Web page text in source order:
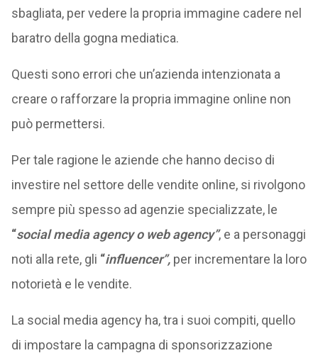
sbagliata, per vedere la propria immagine cadere nel
baratro della gogna mediatica.
Questi sono errori che un’azienda intenzionata a
creare o rafforzare la propria immagine online non
può permettersi.
Per tale ragione le aziende che hanno deciso di
investire nel settore delle vendite online, si rivolgono
sempre più spesso ad agenzie specializzate, le
“social media agency o web agency”, e a personaggi
noti alla rete, gli “influencer”,per incrementare la loro
notorietà e le vendite.
La social media agency ha, tra i suoi compiti, quello
di impostare la campagna di sponsorizzazione